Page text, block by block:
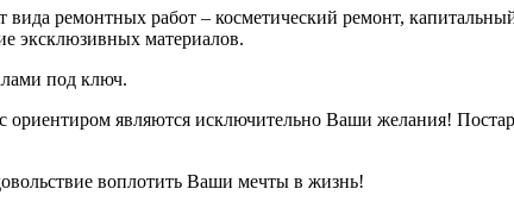
вида ремонтных работ – косметический ремонт,
эксклюзивных материалов.
под ключ.
ориентиром являются исключительно Ваши желания!
воплотить Ваши мечты в жизнь!